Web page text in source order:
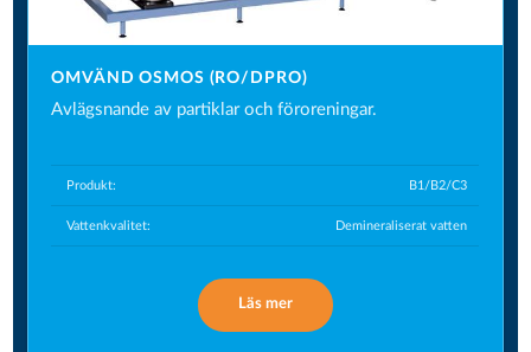
OMVÄND OSMOS (RO/DPRO)
Avlägsnande av partiklar och föroreningar.
Produkt: B1/B2/C3
Vattenkvalitet: Demineraliserat vatten
Läs mer